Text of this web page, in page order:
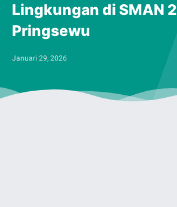
Lingkungan di SMAN 2
Pringsewu
Januari 29, 2026